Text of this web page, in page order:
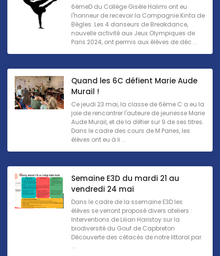
6èmeD du Collège Gisèle Halimi ont eu
l'honneur de recevoir la Compagnie Kinta de
Bègles. Les 4 danseurs de Breakdance,
nouvelle activité aux Jeux Olympiques de
Paris 2024, ont permis aux élèves de déc ...
Quand les 6C défient Marie Aude
Murail !
Ce jeudi 23 mai, la classe de 6ème C a eu la
joie de rencontrer l'auteure de jeunesse Marie
Aude Murail, et de la défier sur 9 de ses titres.
Dans le cadre des cours de M Paries, les
élèves ont eu à li ...
Semaine E3D du mardi 21 au
vendredi 24 mai
Dans le cadre de la ssemaine E3D les
élèves se verront proposé divers ateliers :
Interventions de Lilian Haristoy sur la
biodiversité du Gouf de Capbreton
Découverte des cétacés de notre littoral par
...